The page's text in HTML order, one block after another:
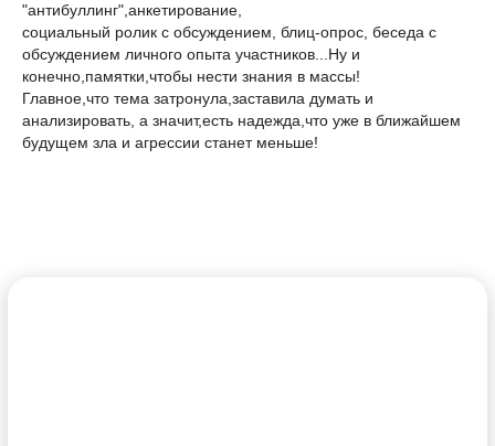
"антибуллинг",анкетирование,
социальный ролик с обсуждением, блиц-опрос, беседа с
обсуждением личного опыта участников...Ну и
конечно,памятки,чтобы нести знания в массы!
Главное,что тема затронула,заставила думать и
анализировать, а значит,есть надежда,что уже в ближайшем
будущем зла и агрессии станет меньше!